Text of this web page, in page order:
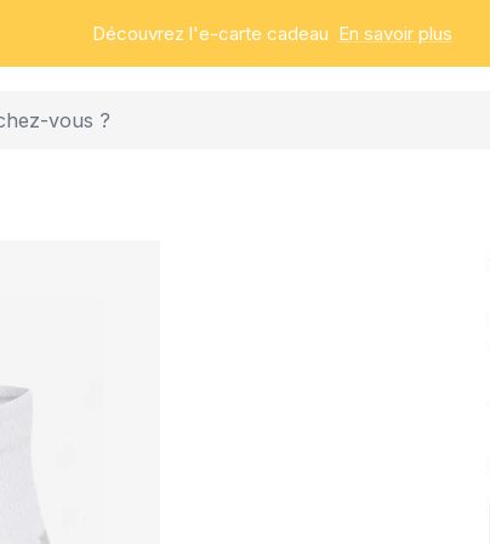
Découvrez l'e-carte cadeau En savoir plus